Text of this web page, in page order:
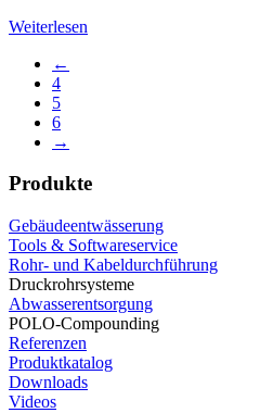
Weiterlesen
←
4
5
6
→
Produkte
Gebäudeentwässerung
Tools & Softwareservice
Rohr- und Kabeldurchführung
Druckrohrsysteme
Abwasserentsorgung
POLO-Compounding
Referenzen
Produktkatalog
Downloads
Videos